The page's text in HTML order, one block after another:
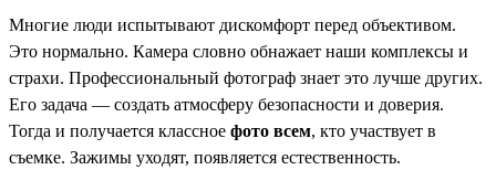
Многие люди испытывают дискомфорт перед объективом.
Это нормально. Камера словно обнажает наши комплексы и
страхи. Профессиональный фотограф знает это лучше других.
Его задача — создать атмосферу безопасности и доверия.
Тогда и получается классное фото всем, кто участвует в
съемке. Зажимы уходят, появляется естественность.